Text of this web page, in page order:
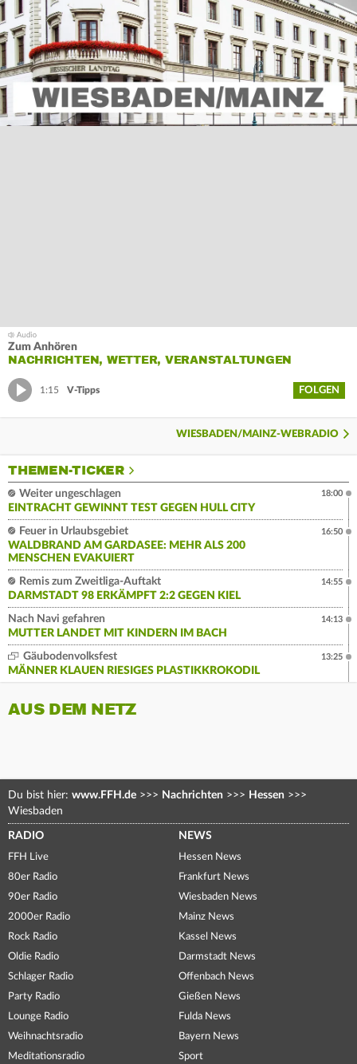
Zum Anhören
NACHRICHTEN, WETTER, VERANSTALTUNGEN
1:15 V-Tipps FOLGEN
WIESBADEN/MAINZ-WEBRADIO
THEMEN-TICKER
Weiter ungeschlagen
EINTRACHT GEWINNT TEST GEGEN HULL CITY
18:00
Feuer in Urlaubsgebiet
WALDBRAND AM GARDASEE: MEHR ALS 200
MENSCHEN EVAKUIERT
16:50
Remis zum Zweitliga-Auftakt
DARMSTADT 98 ERKÄMPFT 2:2 GEGEN KIEL
14:55
Nach Navi gefahren
MUTTER LANDET MIT KINDERN IM BACH
14:13
Gäubodenvolksfest
MÄNNER KLAUEN RIESIGES PLASTIKKROKODIL
13:25
AUS DEM NETZ
Du bist hier: www.FFH.de >>> Nachrichten >>> Hessen >>>
Wiesbaden
RADIO
FFH Live
80er Radio
90er Radio
2000er Radio
Rock Radio
Oldie Radio
Schlager Radio
Party Radio
Lounge Radio
Weihnachtsradio
Meditationsradio
NEWS
Hessen News
Frankfurt News
Wiesbaden News
Mainz News
Kassel News
Darmstadt News
Offenbach News
Gießen News
Fulda News
Bayern News
Sport